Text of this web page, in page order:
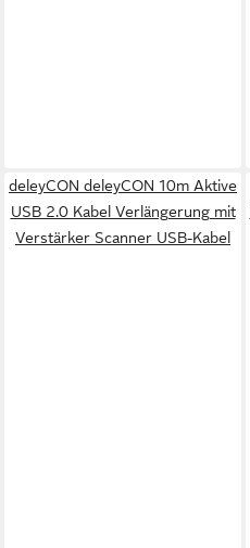
deleyCON deleyCON 10m Aktive
USB 2.0 Kabel Verlängerung mit
Verstärker Scanner USB-Kabel